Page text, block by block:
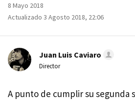
8 Mayo 2018
Actualizado 3 Agosto 2018, 22:06
Juan Luis Caviaro
Director
A punto de cumplir su segunda